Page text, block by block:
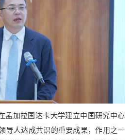
孟加拉国达卡大学建立中国研究中心
导人达成共识的重要成果，作用之一